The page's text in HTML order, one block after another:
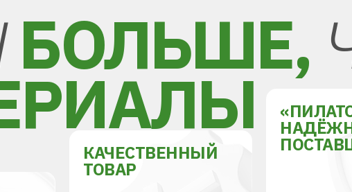
БОЛЬШЕ,
КАЧЕСТВЕННЫЙ
ТОВАР